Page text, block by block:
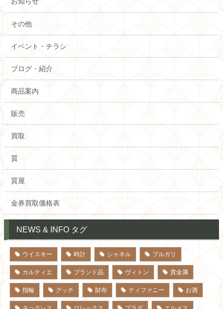
その他
イベント・チラシ
ブログ・紹介
商品案内
販売
買取
質
質屋
金券買取価格表
NEWS & INFO タグ
ウイスキー 時計 シャネル ブルガリ
カルティエ ブランド品 ヴィトン 貴金属
指輪 グッチ 財布 ティファニー お酒